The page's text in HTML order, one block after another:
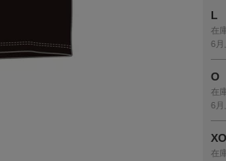
L
在
6
O
在
6
XO
在